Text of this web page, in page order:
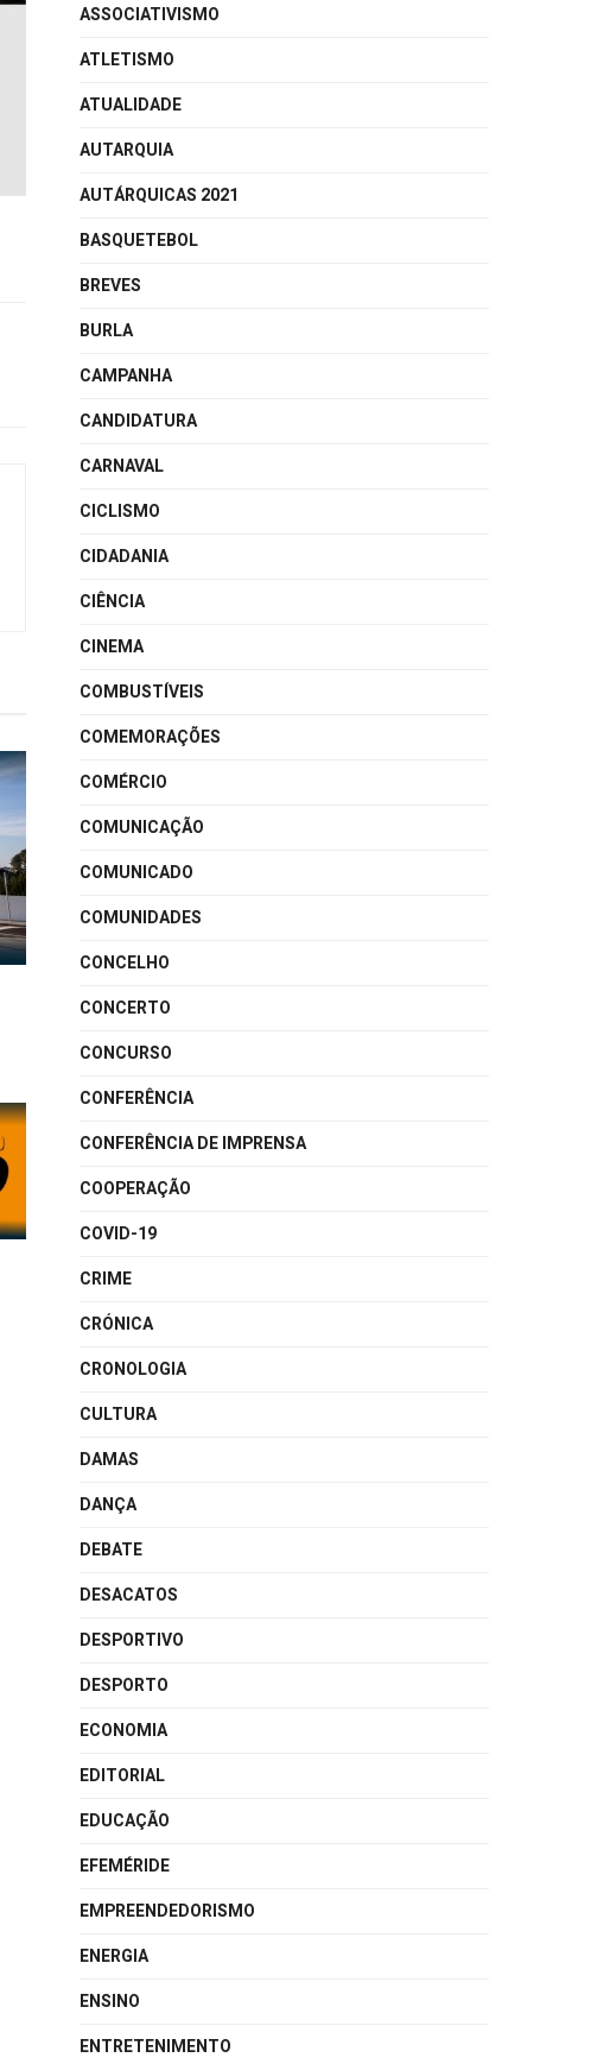
ASSOCIATIVISMO
ATLETISMO
ATUALIDADE
AUTARQUIA
AUTÁRQUICAS 2021
BASQUETEBOL
BREVES
BURLA
CAMPANHA
CANDIDATURA
CARNAVAL
CICLISMO
CIDADANIA
CIÊNCIA
CINEMA
COMBUSTÍVEIS
COMEMORAÇÕES
COMÉRCIO
COMUNICAÇÃO
COMUNICADO
COMUNIDADES
CONCELHO
CONCERTO
CONCURSO
CONFERÊNCIA
CONFERÊNCIA DE IMPRENSA
COOPERAÇÃO
COVID-19
CRIME
CRÓNICA
CRONOLOGIA
CULTURA
DAMAS
DANÇA
DEBATE
DESACATOS
DESPORTIVO
DESPORTO
ECONOMIA
EDITORIAL
EDUCAÇÃO
EFEMÉRIDE
EMPREENDEDORISMO
ENERGIA
ENSINO
ENTRETENIMENTO